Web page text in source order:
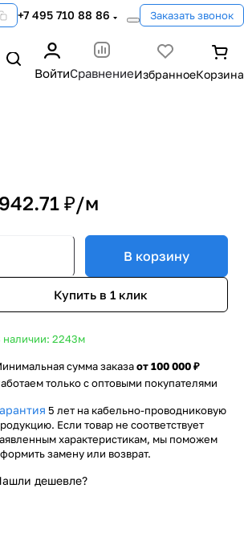
+7 495 710 88 86 Заказать звонок
ВойтиСравнение
₽/м
В корзину
Купить в 1 клик
наличии: 2243м
сумма заказаот 100 000 ₽
только с оптовыми покупателями
5 лет на кабельно-проводниковую
Если товар не соответствует
характеристикам, мы поможем
замену или возврат.
дешевле?